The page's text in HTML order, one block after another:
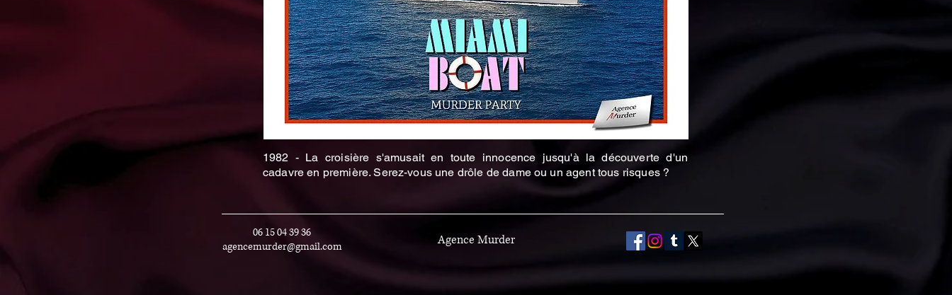
1982 - La croisière s'amusait en toute innocence jusqu'à la découverte d'un
cadavre en première. Serez-vous une drôle de dame ou un agent tous risques ?
06 15 04 39 36
agencemurder@gmail.com
Agence Murder